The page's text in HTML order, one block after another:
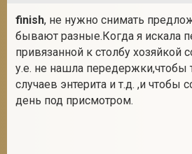
finish, не нужно снимать
бывают разные.Когда я искала
привязанной к столбу хозяйкой
у.е. не нашла передержки,чтобы
случаев энтерита и т.д. ,и чтобы
день под присмотром.